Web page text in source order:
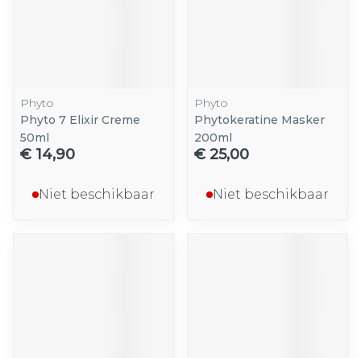
Phyto
Phyto 7 Elixir Creme
50ml
€ 14,90
Niet beschikbaar
Phyto
Phytokeratine Masker
200ml
€ 25,00
Niet beschikbaar